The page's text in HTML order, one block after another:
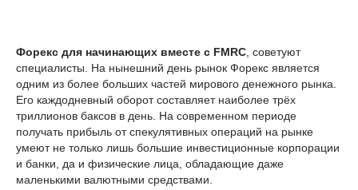
Форекс для начинающих вместе с FMRC , советуют
специалисты. На нынешний день рынок Форекс является
одним из более больших частей мирового денежного рынка.
Его каждодневный оборот составляет наиболее трёх
триллионов баксов в день. На современном периоде
получать прибыль от спекулятивных операций на рынке
умеют не только лишь большие инвестиционные корпорации
и банки, да и физические лица, обладающие даже
маленькими валютными средствами.